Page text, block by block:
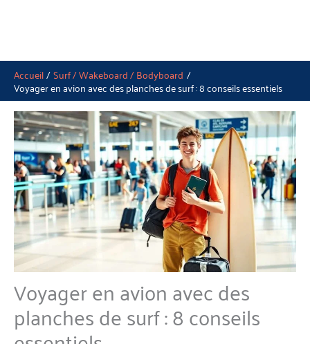
Accueil Surf / Wakeboard / Bodyboard
Voyager en avion avec des planches de surf : 8 conseils essentiels
Voyager en avion avec des
planches de surf : 8 conseils